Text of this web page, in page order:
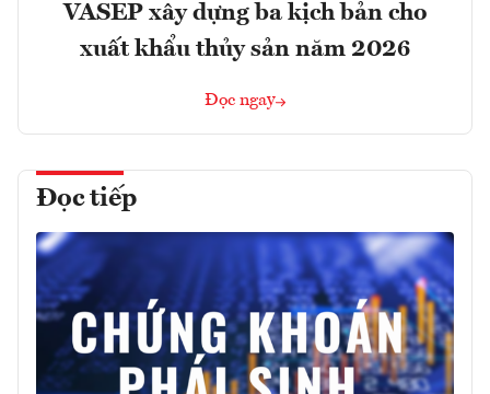
VASEP xây dựng ba kịch bản cho
xuất khẩu thủy sản năm 2026
Đọc ngay
Đọc tiếp